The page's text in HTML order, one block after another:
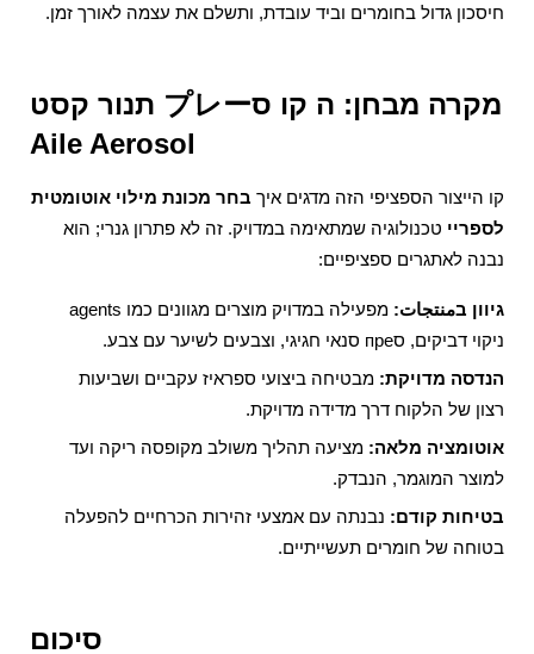
חיסכון גדול בחומרים וביד עובדת, ותשלם את עצמה לאורך זמן.
מקרה מבחן: ה
קו סプレー תנור קסט
Aile Aerosol
קו הייצור הספציפי הזה מדגים איך בחר מכונת מילוי אוטומטית
לספריי טכנולוגיה שמתאימה במדויק. זה לא פתרון גנרי; הוא
נבנה לאתגרים ספציפיים:
גיוון בمنتجات:
מפעילה במדויק מוצרים מגוונים כמו agents
ניקוי דביקים, סпре סנאי חגיגי, וצבעים לשיער עם צבע.
הנדסה מדויקת: מבטיחה ביצועי ספראיז עקביים ושביעות
רצון של הלקוח דרך מדידה מדויקת.
אוטומציה מלאה: מציעה תהליך משולב מקופסה ריקה ועד
למוצר המוגמר, הנבדק.
בטיחות קודם: נבנתה עם אמצעי זהירות הכרחיים להפעלה
בטוחה של חומרים תעשייתיים.
סיכום